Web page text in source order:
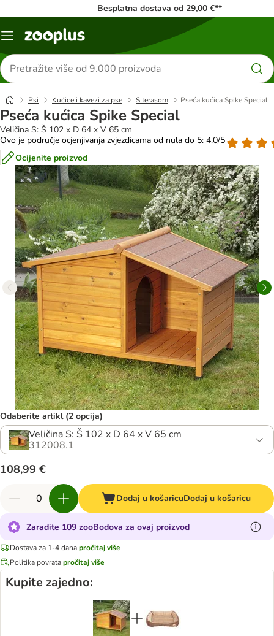
Besplatna dostava od 29,00 €**
Izbornik
Traži
proizvode
Psi Kućice i kavezi za pse S terasom Pseća kućica Spike Special
Pseća kućica Spike Special
Veličina S: Š 102 x D 64 x V 65 cm
Ovo je područje ocjenjivanja zvjezdicama od nula do 5: 4.0/5
Ocijenite proizvod
Odaberite artikl (2 opcija)
Veličina S: Š 102 x D 64 x V 65 cm
312008.1
108,99 €
Dodaj u košaricuDodaj u košaricu
Zaradite 109 zooBodova za ovaj proizvod
Dostava za 1-4 danapročitaj više
Politika povratapročitaj više
Kupite zajedno: